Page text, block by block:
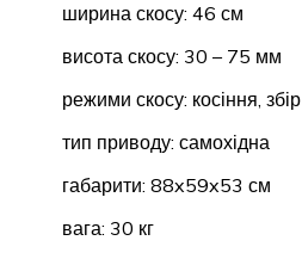
ширина скосу: 46 см
висота скосу: 30 – 75 мм
режими скосу: косіння, збір
тип приводу: самохідна
габарити: 88x59x53 см
вага: 30 кг